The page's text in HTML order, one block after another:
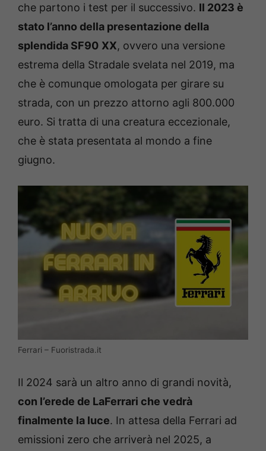
che partono i test per il successivo. Il 2023 è
stato l’anno della presentazione della
splendida SF90 XX, ovvero una versione
estrema della Stradale svelata nel 2019, ma
che è comunque omologata per girare su
strada, con un prezzo attorno agli 800.000
euro. Si tratta di una creatura eccezionale,
che è stata presentata al mondo a fine
giugno.
Ferrari – Fuoristrada.it
Il 2024 sarà un altro anno di grandi novità,
con l’erede de LaFerrari che vedrà
finalmente la luce. In attesa della Ferrari ad
emissioni zero che arriverà nel 2025, a